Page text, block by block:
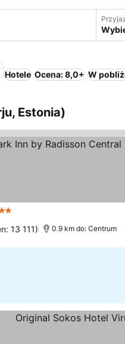
Hotele Ocena: 8,0+ W
Estonia)
13 111) 0.9 km do: Centrum